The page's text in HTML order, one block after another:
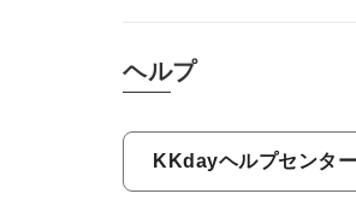
ヘルプ
KKdayヘルプセンター